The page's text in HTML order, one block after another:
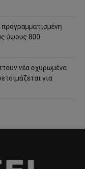
ύψους 800
νέα οχυρωμένα
για